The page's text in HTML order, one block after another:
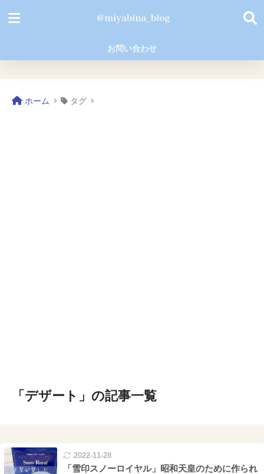
お問い合わせ
ホーム タグ
「デザート」の記事一覧
2022-11-28
「雪印スノーロイヤル」昭和天皇のために作られ